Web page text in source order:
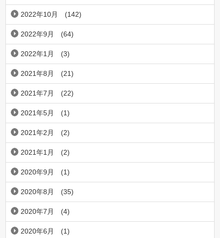
2022年10月 (142)
2022年9月 (64)
2022年1月 (3)
2021年8月 (21)
2021年7月 (22)
2021年5月 (1)
2021年2月 (2)
2021年1月 (2)
2020年9月 (1)
2020年8月 (35)
2020年7月 (4)
2020年6月 (1)